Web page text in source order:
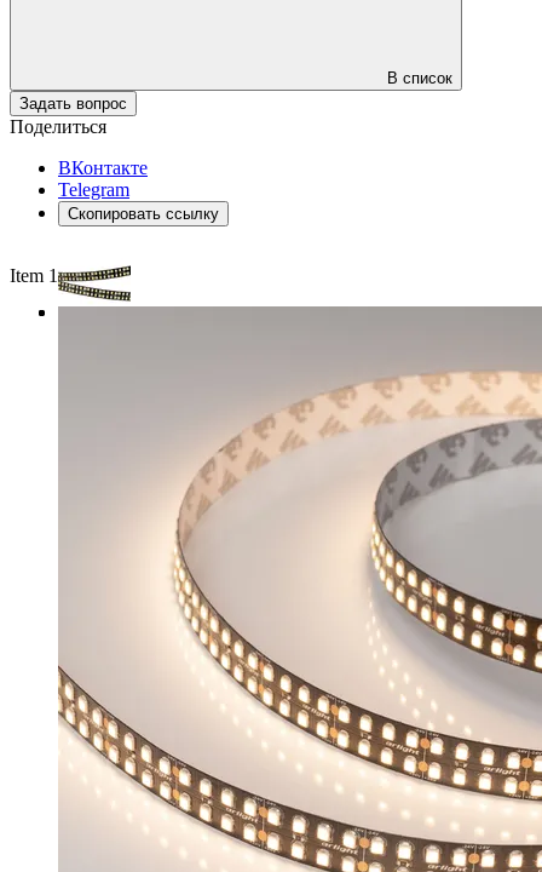
В список
Задать вопрос
Поделиться
ВКонтакте
Telegram
Скопировать ссылку
Item 1 of 3